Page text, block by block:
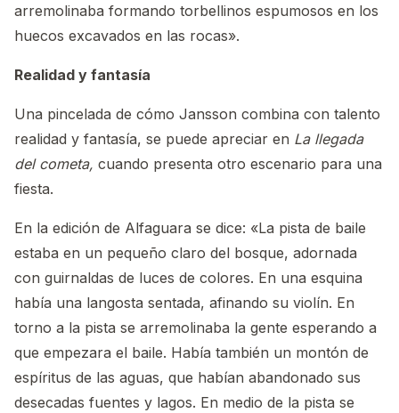
arremolinaba formando torbellinos espumosos en los
huecos excavados en las rocas».
Realidad y fantasía
Una pincelada de cómo Jansson combina con talento
realidad y fantasía, se puede apreciar en La llegada
del cometa, cuando presenta otro escenario para una
fiesta.
En la edición de Alfaguara se dice: «La pista de baile
estaba en un pequeño claro del bosque, adornada
con guirnaldas de luces de colores. En una esquina
había una langosta sentada, afinando su violín. En
torno a la pista se arremolinaba la gente esperando a
que empezara el baile. Había también un montón de
espíritus de las aguas, que habían abandonado sus
desecadas fuentes y lagos. En medio de la pista se